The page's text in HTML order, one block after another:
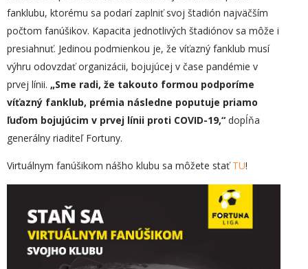
fanklubu, ktorému sa podarí zaplniť svoj štadión najväčším
počtom fanúšikov. Kapacita jednotlivých štadiónov sa môže i
presiahnuť. Jedinou podmienkou je, že víťazný fanklub musí
výhru odovzdať organizácii, bojujúcej v čase pandémie v
prvej línii. „Sme radi, že takouto formou podporíme
víťazný fanklub, prémia následne poputuje priamo
ľuďom bojujúcim v prvej línii proti COVID-19,“ dopĺňa
generálny riaditeľ Fortuny.
Virtuálnym fanúšikom nášho klubu sa môžete staťTU!